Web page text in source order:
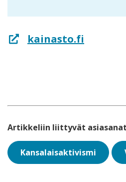
kainasto.fi
Artikkeliin liittyvät
Kansalaisaktivismi